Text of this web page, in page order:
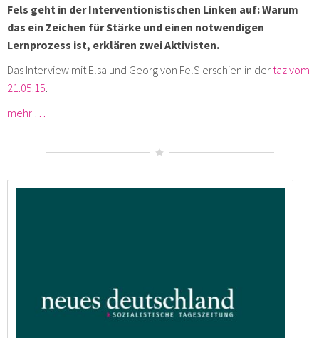
Fels geht in der Interventionistischen Linken auf: Warum
das ein Zeichen für Stärke und einen notwendigen
Lernprozess ist, erklären zwei Aktivisten.
Das Interview mit Elsa und Georg von FelS erschien in der taz vom
21.05.15
mehr …